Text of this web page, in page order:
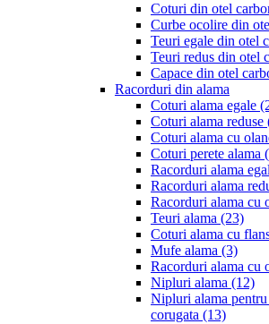
Coturi din otel
Curbe ocolire din
Teuri egale din otel
Teuri redus din otel
Capace din otel
Racorduri din alama
Coturi alama egale
Coturi alama reduse
Coturi alama cu
Coturi perete alama
Racorduri alama
Racorduri alama
Racorduri alama cu
Teuri alama (23)
Coturi alama cu
Mufe alama (3)
Racorduri alama cu
Nipluri alama (12)
Nipluri alama
corugata (13)